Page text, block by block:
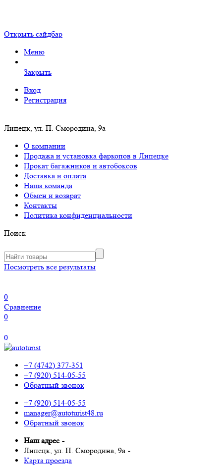
Открыть сайдбар
Меню
Закрыть
Вход
Регистрация
Липецк, ул. П. Смородина, 9а
О компании
Продажа и установка фаркопов в Липецке
Прокат багажников и автобоксов
Доставка и оплата
Наша команда
Обмен и возврат
Контакты
Политика конфиденциальности
Поиск
Посмотреть все результаты
0
Сравнение
0
0
+7 (4742) 377-351
+7 (920) 514-05-55
Обратный звонок
+7 (920) 514-05-55
manager@autoturist48.ru
Обратный звонок
Наш адрес -
Липецк, ул. П. Смородина, 9а -
Карта проезда